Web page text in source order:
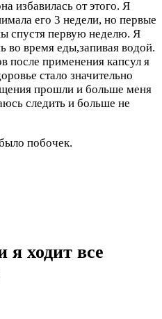
избавилась от этого. Я
его 3 недели, но первые
спустя первую неделю. Я
во время еды,запивая водой.
после применения капсул я
стало значительно
прошли и больше меня
следить и больше не
побочек.
я ходит все